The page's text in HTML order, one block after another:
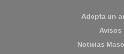
Adopta un
Avisos
Noticias